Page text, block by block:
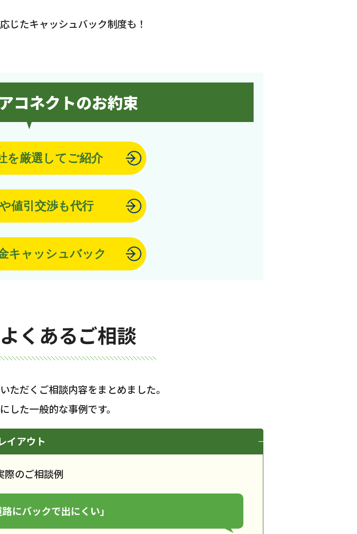
じたキャッシュバック制度も！
コネクトのお約束
を厳選してご紹介
値引交渉も代行
キャッシュバック
くあるご相談
ただくご相談内容をまとめました。
た一般的な事例です。
イアウト
際のご相談例
にバックで出にくい」